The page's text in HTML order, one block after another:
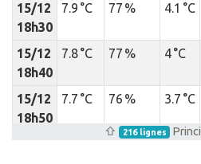
15/12
18h30
7.9 °C 77 % 4.1 °C
15/12
18h40
7.8 °C 77 % 4 °C
15/12
18h50
7.7 °C 76 % 3.7 °C
⇧ 216 lignes